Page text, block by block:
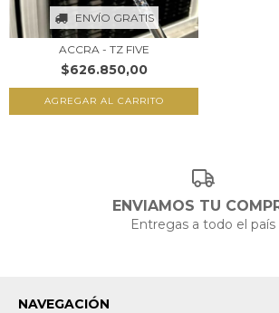
ENVÍO GRATIS
ACCRA - TZ FIVE
$626.850,00
AGREGAR AL CARRITO
ENVIAMOS TU
Entregas a todo el país
NAVEGACIÓN